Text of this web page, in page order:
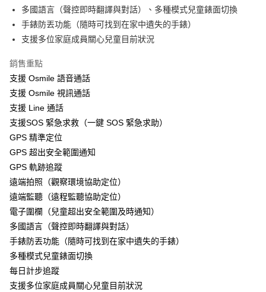
多國語言（聲控即時翻譯與對話）、多種模式兒童錶面切換
手錶防丟功能（隨時可找到在家中遺失的手錶）
支援多位家庭成員關心兒童目前狀況
銷售重點
支援 Osmile 語音通話
支援 Osmile 視訊通話
支援 Line 通話
支援SOS 緊急求救（一鍵 SOS 緊急求助）
GPS 精準定位
GPS 超出安全範圍通知
GPS 軌跡追蹤
遠端拍照（觀察環境協助定位）
遠端監聽（遠程監聽協助定位）
電子圍欄（兒童超出安全範圍及時通知）
多國語言（聲控即時翻譯與對話）
手錶防丟功能（隨時可找到在家中遺失的手錶）
多種模式兒童錶面切換
每日計步追蹤
支援多位家庭成員關心兒童目前狀況